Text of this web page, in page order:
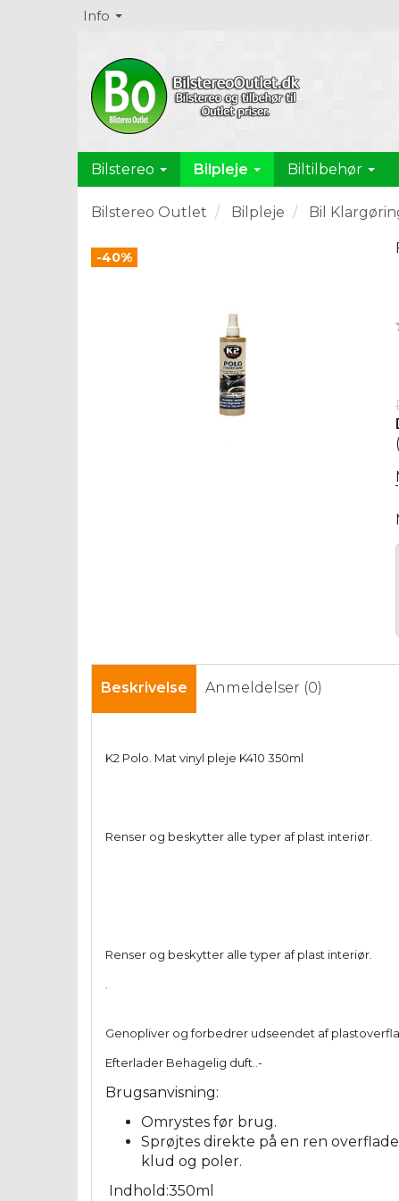
Info
Bilstereo Bilpleje Biltilbehør
Bilstereo Outlet Bilpleje Bil
-40%
Beskrivelse Anmeldelser (0)
K2 Polo. Mat vinyl pleje K410 350ml
Renser og beskytter alle typer af plast interiør.
Renser og beskytter alle typer af plast interiør.
Genopliver og forbedrer udseendet af
Efterlader Behagelig duft..-
Brugsanvisning:
Omrystes før brug.
Sprøjtes direkte på en ren
klud og poler.
Indhold:350ml